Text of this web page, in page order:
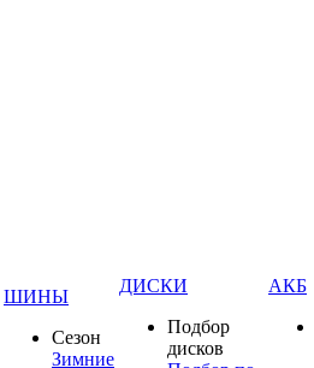
ШИНЫ
Сезон
Зимние
ДИСКИ
Подбор
дисков
АКБ